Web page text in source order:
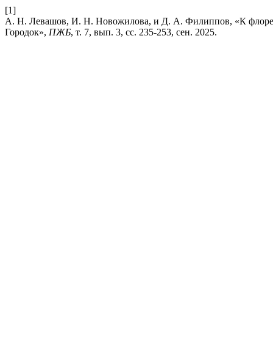
[1]
А. Н. Левашов, И. Н. Новожилова, и Д. А. Филиппов, «К флоре
Городок», ПЖБ, т. 7, вып. 3, сс. 235-253, сен. 2025.